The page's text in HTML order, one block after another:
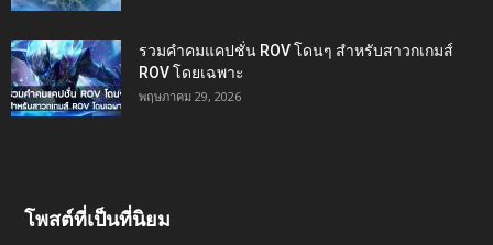
รวมคำคมแคปชั่น ROV โดนๆ สำหรับสาวกเกมส์
ROV โดยเฉพาะ
พฤษภาคม 29, 2026
โพสต์ที่เป็นที่นิยม